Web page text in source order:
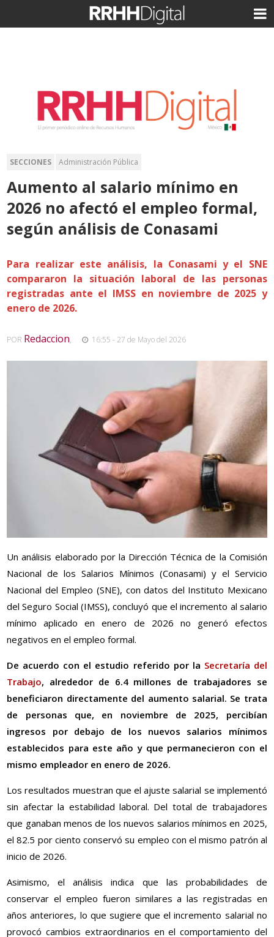
SECCIONES Administración Pública
Aumento al salario mínimo en
2026 no afectó el empleo formal,
según análisis de Conasami
Para realizar este análisis, la Conasami y el SNE
compararon la situación laboral de las personas
registradas ante el IMSS en noviembre de 2025 y
enero de 2026.
POR Redaccion, 16:55 - 27 de Mayo del 2026
Un análisis elaborado por la Dirección Técnica de la Comisión
Nacional de los Salarios Mínimos (Conasami) y el Servicio
Nacional del Empleo (SNE), con datos del Instituto Mexicano
del Seguro Social (IMSS), concluyó que el incremento al salario
mínimo aplicado en enero de 2026 no generó efectos
negativos en el empleo formal.
De acuerdo con el estudio referido por la Secretaría del
Trabajo, alrededor de 6.4 millones de trabajadores se
beneficiaron directamente del aumento salarial. Se trata
de personas que, en noviembre de 2025, percibían
ingresos por debajo de los nuevos salarios mínimos
establecidos para este año y que permanecieron con el
mismo empleador en enero de 2026.
Los resultados muestran que el ajuste salarial se implementó
sin afectar la estabilidad laboral. Del total de trabajadores
que ganaban menos de los nuevos salarios mínimos en 2025,
el 82.5 por ciento conservó su empleo con el mismo patrón al
inicio de 2026.
Asimismo, el análisis indica que las probabilidades de
conservar el empleo fueron similares a las registradas en
años anteriores, lo que sugiere que el incremento salarial no
provocó cambios extraordinarios en el comportamiento del